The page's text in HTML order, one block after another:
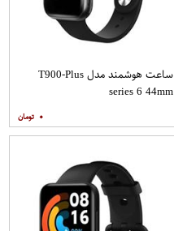
ساعت هوشمند مدل T900-Plus
series 6 44mm
۰